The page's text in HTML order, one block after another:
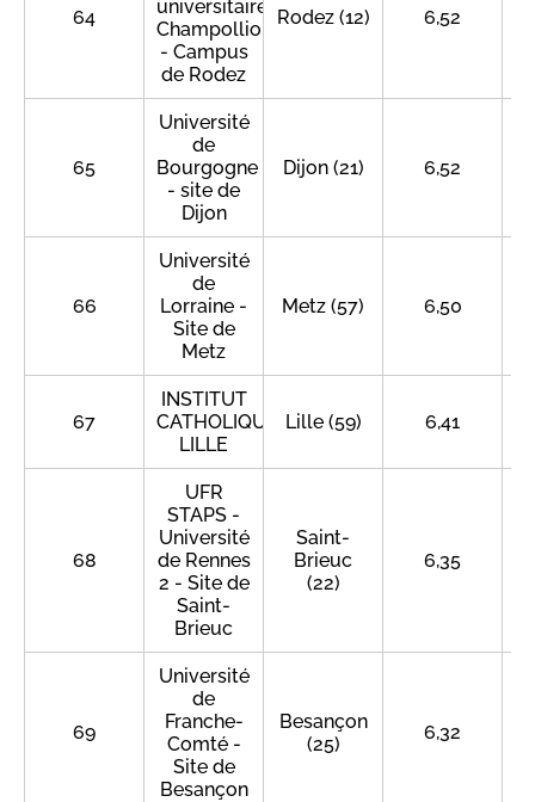
64
universitaire
Champollion
- Campus
de Rodez
Rodez (12) 6,52
65
Université
de
Bourgogne
- site de
Dijon
Dijon (21) 6,52
66
Université
de
Lorraine -
Site de
Metz
Metz (57) 6,50
67
INSTITUT
CATHOLIQUE
LILLE
Lille (59) 6,41
68
UFR
STAPS -
Université
de Rennes
2 - Site de
Saint-
Brieuc
Saint-
Brieuc
(22)
6,35
69
Université
de
Franche-
Comté -
Site de
Besançon
Besançon
(25)
6,32